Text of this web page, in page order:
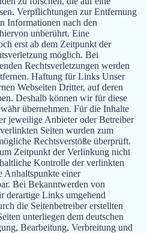
Verpflichtungen zur Entfernung
Informationen nach den
unberührt. Eine
erst ab dem Zeitpunkt der
möglich. Bei
Rechtsverletzungen werden
Haftung für Links Unser
Webseiten Dritter, auf deren
Deshalb können wir für diese
übernehmen. Für die Inhalte
jeweilige Anbieter oder Betreiber
Seiten wurden zum
Rechtsverstöße überprüft.
Zeitpunkt der Verlinkung nicht
Kontrolle der verlinkten
Anhaltspunkte einer
Bei Bekanntwerden von
derartige Links umgehend
die Seitenbetreiber erstellten
unterliegen dem deutschen
Bearbeitung, Verbreitung und